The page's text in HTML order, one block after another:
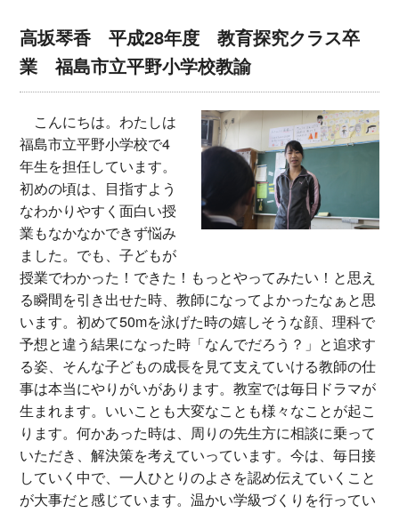
高坂琴香 平成28年度 教育探究クラス卒
業 福島市立平野小学校教諭
こんにちは。わたしは
福島市立平野小学校で4
年生を担任しています。
初めの頃は、目指すよう
なわかりやすく面白い授
業もなかなかできず悩み
ました。でも、子どもが
授業でわかった！できた！もっとやってみたい！と思え
る瞬間を引き出せた時、教師になってよかったなぁと思
います。初めて50mを泳げた時の嬉しそうな顔、理科で
予想と違う結果になった時「なんでだろう？」と追求す
る姿、そんな子どもの成長を見て支えていける教師の仕
事は本当にやりがいがあります。教室では毎日ドラマが
生まれます。いいことも大変なことも様々なことが起こ
ります。何かあった時は、周りの先生方に相談に乗って
いただき、解決策を考えていっています。今は、毎日接
していく中で、一人ひとりのよさを認め伝えていくこと
が大事だと感じています。温かい学級づくりを行ってい